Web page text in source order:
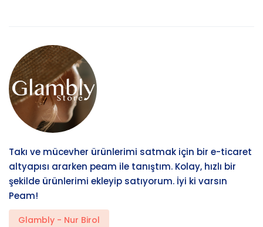
Takı ve mücevher ürünlerimi satmak için bir e-ticaret
altyapısı ararken peam ile tanıştım. Kolay, hızlı bir
şekilde ürünlerimi ekleyip satıyorum. İyi ki varsın
Peam!
Glambly - Nur Birol